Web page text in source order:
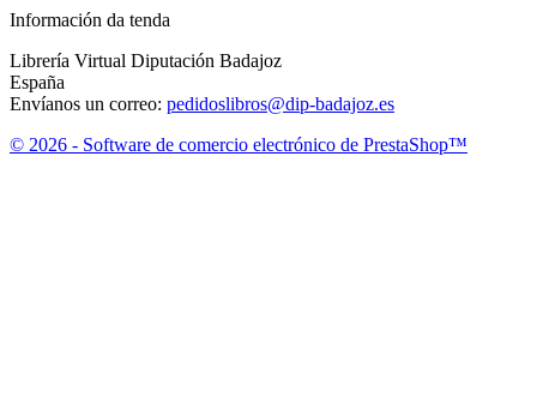
Información da tenda
Librería Virtual Diputación Badajoz
España
Envíanos un correo: pedidoslibros@dip-badajoz.es
© 2026 - Software de comercio electrónico de PrestaShop™